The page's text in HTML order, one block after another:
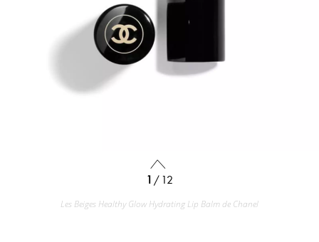
1 / 12
Les Beiges Healthy Glow Hydrating Lip Balm de Chanel